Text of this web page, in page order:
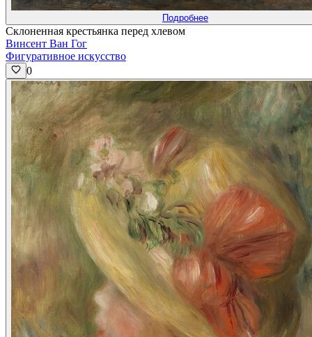
Подробнее
Склоненная крестьянка перед хлевом
Винсент Ван Гог
Фигуративное искусство
0